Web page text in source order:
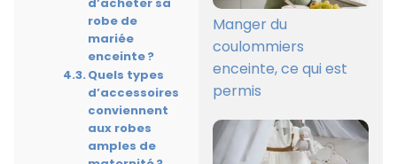
d’acheter sa
robe de
mariée
enceinte ?
Quels types
d’accessoires
conviennent
aux robes
amples de
Manger du
coulommiers
enceinte, ce qui est
permis